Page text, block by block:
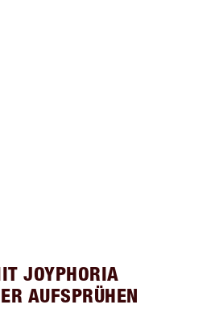
JOYPHORIA
AUFSPRÜHEN